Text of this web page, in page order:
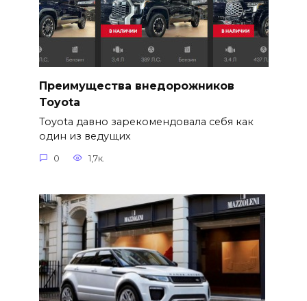
Преимущества внедорожников
Toyota
Toyota давно зарекомендовала себя как
один из ведущих
0 1,7к.